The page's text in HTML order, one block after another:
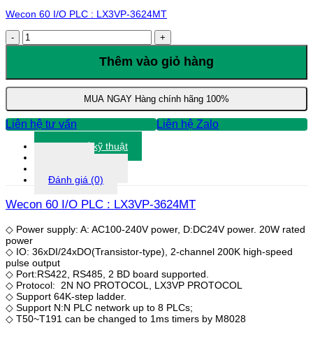
Wecon 60 I/O PLC : LX3VP-3624MT
Wecon
60
:
LX3VP-
số
lượng
Thêm vào giỏ hàng
MUA NGAY Hàng chính hãng 100%
Liên hệ tư vấn Liên hệ Zalo
Thông số kỹ thuật
Đánh giá (0)
Wecon 60 I/O PLC : LX3VP-3624MT
◇ Power supply: A: AC100-240V power, D:DC24V power. 20W rated
power
◇ IO: 36xDI/24xDO(Transistor-type), 2-channel 200K high-speed
pulse output
◇ Port:RS422, RS485, 2 BD board supported.
◇ Protocol: 2N NO PROTOCOL, LX3VP PROTOCOL
◇ Support 64K-step ladder.
◇ Support N:N PLC network up to 8 PLCs;
◇ T50~T191 can be changed to 1ms timers by M8028